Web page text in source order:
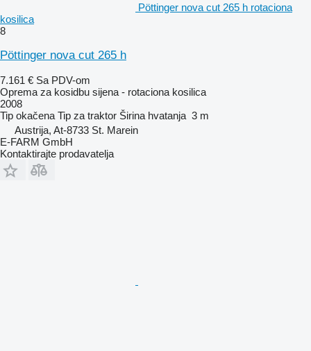
Pöttinger nova cut 265 h rotaciona
kosilica
8
Pöttinger nova cut 265 h
7.161 € Sa PDV-om
Oprema za kosidbu sijena - rotaciona kosilica
2008
Tip okačena Tip za traktor Širina hvatanja 3 m
Austrija, At-8733 St. Marein
E-FARM GmbH
Kontaktirajte prodavatelja